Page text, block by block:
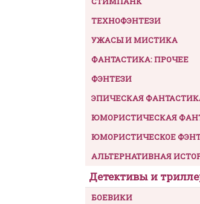
ТЕХНОФЭНТЕЗИ
УЖАСЫ И МИСТИКА
ФАНТАСТИКА: ПРОЧЕЕ
ФЭНТЕЗИ
ЭПИЧЕСКАЯ
ЮМОРИСТИЧЕСКАЯ
ЮМОРИСТИЧЕСКОЕ
АЛЬТЕРНАТИВНАЯ
Детективы и
БОЕВИКИ